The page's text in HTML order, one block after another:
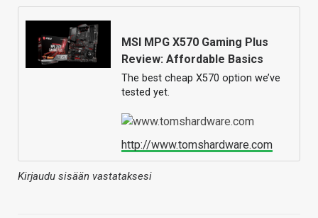
MSI MPG X570 Gaming Plus
Review: Affordable Basics
The best cheap X570 option we’ve
tested yet.
http://www.tomshardware.com
Kirjaudu sisään vastataksesi